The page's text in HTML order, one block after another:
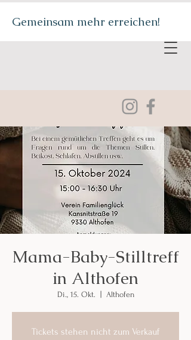
Gemeinsam mehr erreichen!
Mama-Baby-Stilltreff
in Althofen
Di., 15. Okt. Althofen
Tickets stehen nicht zum Verkauf